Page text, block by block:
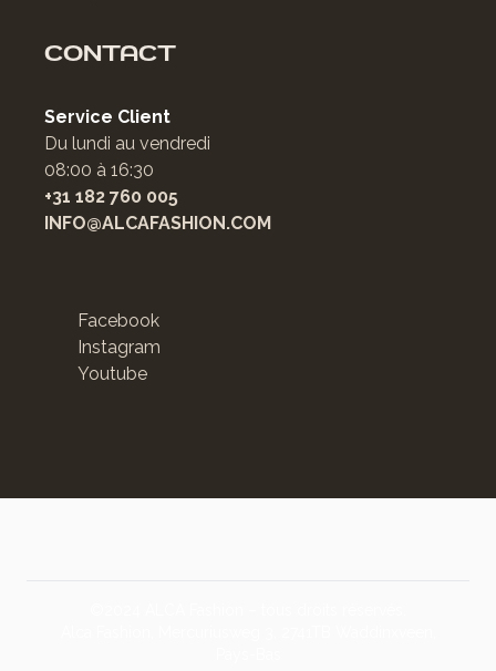
CONTACT
Service Client
Du lundi au vendredi
08:00 à 16:30
+31 182 760 005
INFO@ALCAFASHION.COM
Facebook
Instagram
Youtube